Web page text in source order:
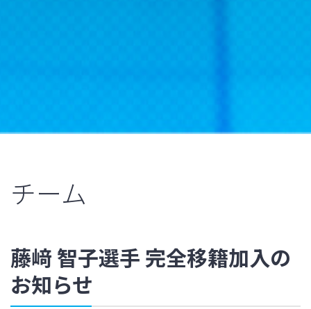
チーム
藤﨑 智子選手 完全移籍加入の
お知らせ